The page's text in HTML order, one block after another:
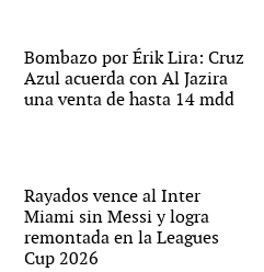
Bombazo por Érik Lira: Cruz
Azul acuerda con Al Jazira
una venta de hasta 14 mdd
Rayados vence al Inter
Miami sin Messi y logra
remontada en la Leagues
Cup 2026